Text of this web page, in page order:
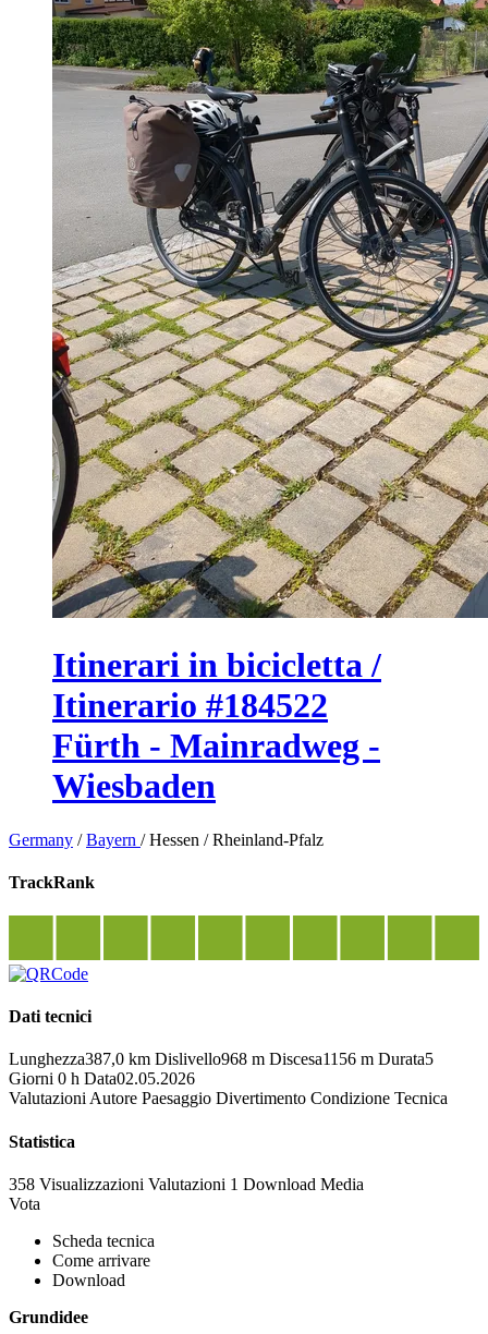
Itinerari in bicicletta /
Itinerario #184522
Fürth - Mainradweg -
Wiesbaden
Germany /Bayern /Hessen /Rheinland-Pfalz
TrackRank
Dati tecnici
Lunghezza387,0 km Dislivello968 m Discesa1156 m Durata5
Giorni 0 h Data02.05.2026
Valutazioni Autore Paesaggio Divertimento Condizione Tecnica
Statistica
358 Visualizzazioni Valutazioni 1 Download Media
Vota
Scheda tecnica
Come arrivare
Download
Grundidee